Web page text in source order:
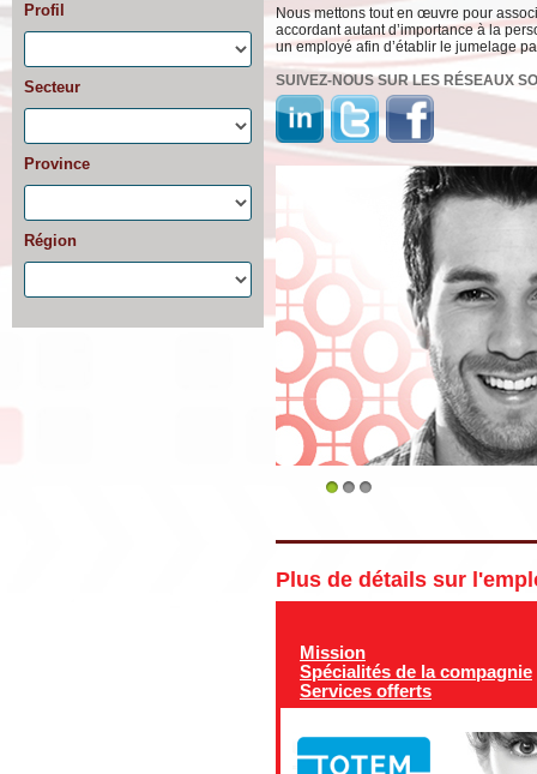
Profil
Secteur
Province
Région
Nous mettons tout en œuvre pour
accordant autant d’importance à la
un employé afin d’établir le jumelage
SUIVEZ-NOUS SUR LES RÉSEAUX
Plus de détails sur
Mission
Spécialités de la compagnie
Services offerts